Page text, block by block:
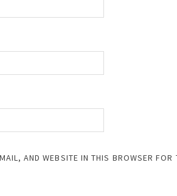
AND WEBSITE IN THIS BROWSER FOR